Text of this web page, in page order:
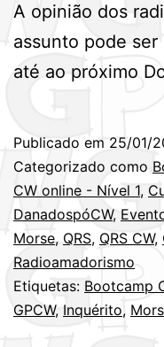
A opinião dos
assunto pode ser
até ao próximo
Publicado em 25/01/
Categorizado como
CW online - Nível 1,
DanadospóCW,
Morse, QRS, QRS CW,
Radioamadorismo
Etiquetas: Bootcamp
GPCW, Inquérito,